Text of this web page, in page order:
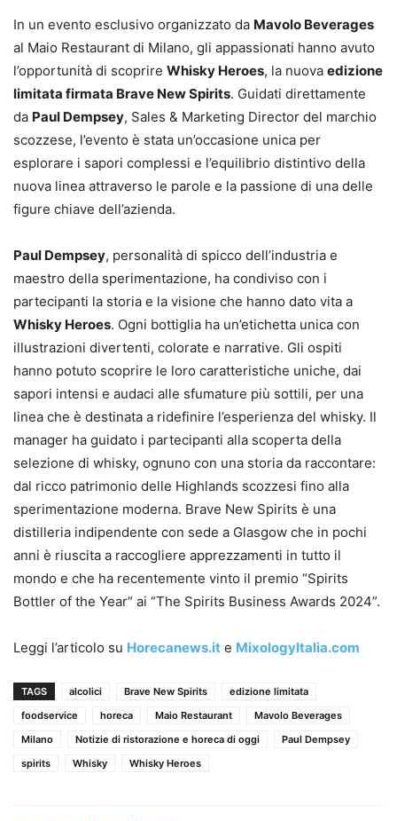
In un evento esclusivo organizzato da Mavolo Beverages
al Maio Restaurant di Milano, gli appassionati hanno avuto
l’opportunità di scoprire Whisky Heroes, la nuova edizione
limitata firmata Brave New Spirits. Guidati direttamente
da Paul Dempsey, Sales & Marketing Director del marchio
scozzese, l’evento è stata un’occasione unica per
esplorare i sapori complessi e l’equilibrio distintivo della
nuova linea attraverso le parole e la passione di una delle
figure chiave dell’azienda.
Paul Dempsey, personalità di spicco dell’industria e
maestro della sperimentazione, ha condiviso con i
partecipanti la storia e la visione che hanno dato vita a
Whisky Heroes. Ogni bottiglia ha un’etichetta unica con
illustrazioni divertenti, colorate e narrative. Gli ospiti
hanno potuto scoprire le loro caratteristiche uniche, dai
sapori intensi e audaci alle sfumature più sottili, per una
linea che è destinata a ridefinire l’esperienza del whisky. Il
manager ha guidato i partecipanti alla scoperta della
selezione di whisky, ognuno con una storia da raccontare:
dal ricco patrimonio delle Highlands scozzesi fino alla
sperimentazione moderna. Brave New Spirits è una
distilleria indipendente con sede a Glasgow che in pochi
anni è riuscita a raccogliere apprezzamenti in tutto il
mondo e che ha recentemente vinto il premio “Spirits
Bottler of the Year” ai “The Spirits Business Awards 2024”.
Leggi l’articolo su Horecanews.it e MixologyItalia.com
TAGS alcolici Brave New Spirits
edizione limitata
foodservice
horeca Maio Restaurant
Mavolo Beverages
Milano
Notizie di ristorazione e horeca di oggi
Paul Dempsey
spirits
Whisky Whisky Heroes